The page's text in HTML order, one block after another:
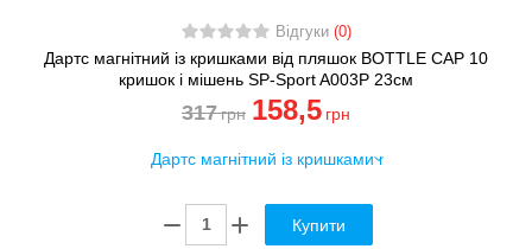
Відгуки (0)
Дартс магнітний із кришками від пляшок BOTTLE CAP 10
кришок і мішень SP-Sport A003P 23см
317грн 158,5 грн
Купити